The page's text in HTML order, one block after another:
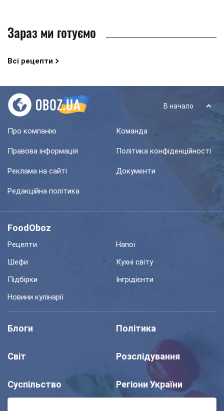
Зараз ми готуємо
Всі рецепти
В начало
Про компанію Команда
Правова інформація Політика конфіденційності
Реклама на сайті Документи
Редакційна політика
FoodOboz
Рецепти
Напої
Шефи
Кухні світу
Підбірки
Інгрідієнти
Новини кулінарії
Блоги Політика
Світ Розслідування
Суспільство Регіони України